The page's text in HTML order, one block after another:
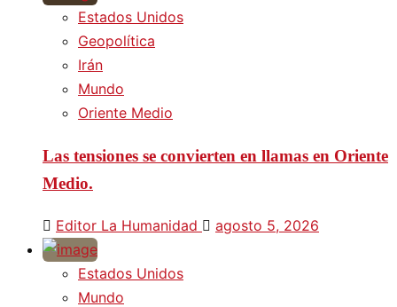
Estados Unidos
Geopolítica
Irán
Mundo
Oriente Medio
Las tensiones se convierten en llamas en Oriente
Medio.
Editor La Humanidad agosto 5, 2026
Estados Unidos
Mundo